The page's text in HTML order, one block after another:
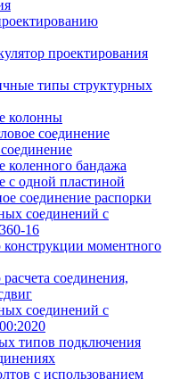
проектирования
типы структурных
колонны
соединение
коленного бандажа
с одной пластиной
соединение распорки
соединений с
16
моментного
соединения,
соединений с
типов подключения
с использованием